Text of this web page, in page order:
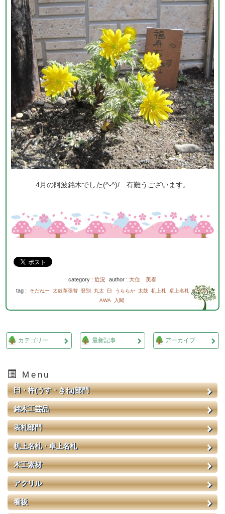
4月の阿波銘木でした(^-^)/ 有難うございます。
category : 近況 author :大住 美春
tag :
そだねー 太鼓革張替 登別 丸太 臼 うららか 太鼓 机上札 卓上名札 ゴジラ
AWA
入閣
カテゴリー 最新記事 アーカイブ
Menu
臼・杵(うす・きね)部門
銘木工芸品
表札部門
机上名札・卓上名札
木工素材
アクリル
看板